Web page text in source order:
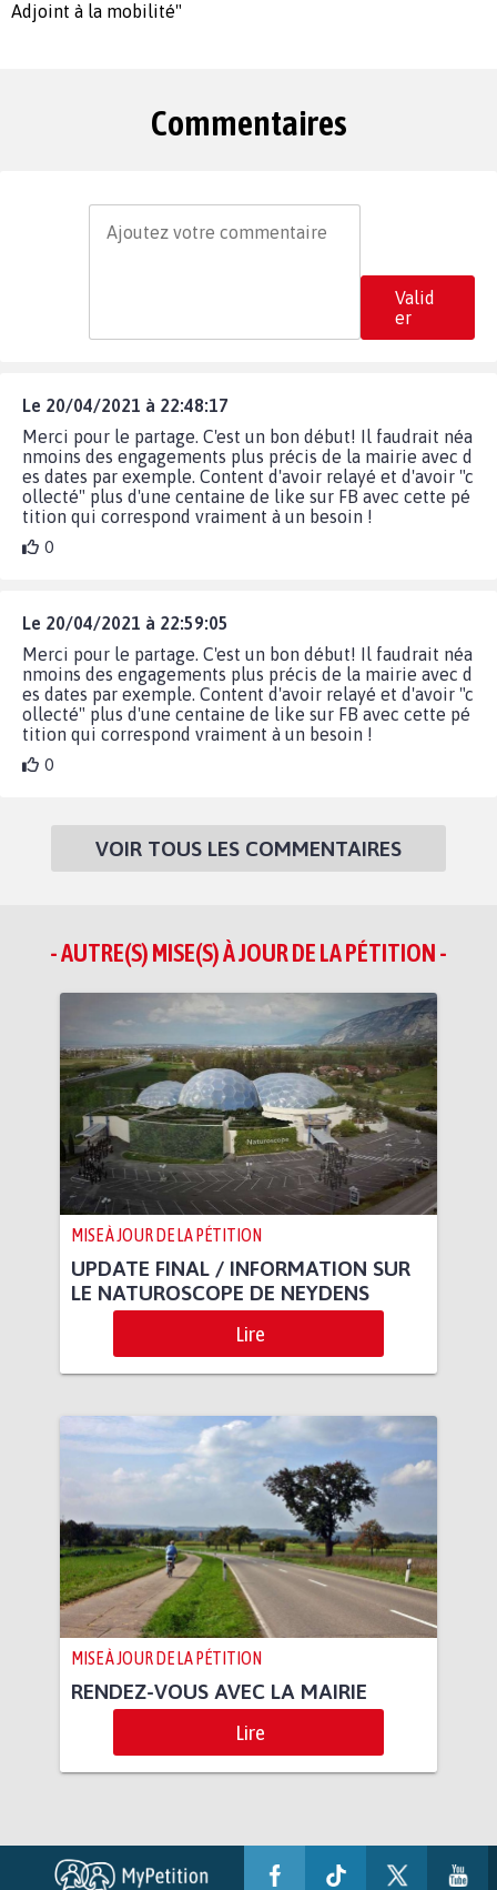
Adjoint à la mobilité"
Commentaires
Valid
er
Le 20/04/2021 à 22:48:17
Merci pour le partage. C'est un bon début! Il faudrait néa
nmoins des engagements plus précis de la mairie avec d
es dates par exemple. Content d'avoir relayé et d'avoir "c
ollecté" plus d'une centaine de like sur FB avec cette pé
tition qui correspond vraiment à un besoin !
0
Le 20/04/2021 à 22:59:05
Merci pour le partage. C'est un bon début! Il faudrait néa
nmoins des engagements plus précis de la mairie avec d
es dates par exemple. Content d'avoir relayé et d'avoir "c
ollecté" plus d'une centaine de like sur FB avec cette pé
tition qui correspond vraiment à un besoin !
0
VOIR TOUS LES COMMENTAIRES
- AUTRE(S) MISE(S) À JOUR DE LA PÉTITION -
MISE À JOUR DE LA PÉTITION
UPDATE FINAL / INFORMATION SUR
LE NATUROSCOPE DE NEYDENS
Lire
MISE À JOUR DE LA PÉTITION
RENDEZ-VOUS AVEC LA MAIRIE
Lire